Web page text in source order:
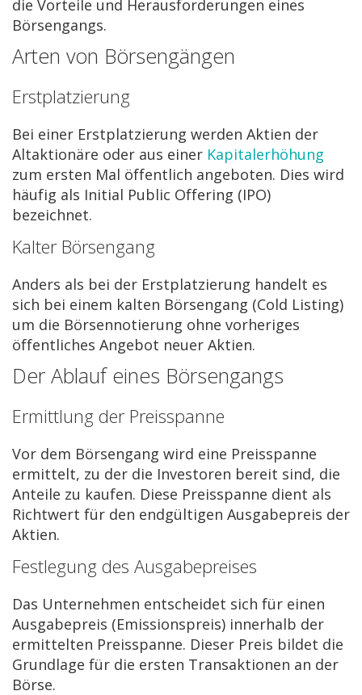
die Vorteile und Herausforderungen eines
Börsengangs.
Arten von Börsengängen
Erstplatzierung
Bei einer Erstplatzierung werden Aktien der
Altaktionäre oder aus einer Kapitalerhöhung
zum ersten Mal öffentlich angeboten. Dies wird
häufig als Initial Public Offering (IPO)
bezeichnet.
Kalter Börsengang
Anders als bei der Erstplatzierung handelt es
sich bei einem kalten Börsengang (Cold Listing)
um die Börsennotierung ohne vorheriges
öffentliches Angebot neuer Aktien.
Der Ablauf eines Börsengangs
Ermittlung der Preisspanne
Vor dem Börsengang wird eine Preisspanne
ermittelt, zu der die Investoren bereit sind, die
Anteile zu kaufen. Diese Preisspanne dient als
Richtwert für den endgültigen Ausgabepreis der
Aktien.
Festlegung des Ausgabepreises
Das Unternehmen entscheidet sich für einen
Ausgabepreis (Emissionspreis) innerhalb der
ermittelten Preisspanne. Dieser Preis bildet die
Grundlage für die ersten Transaktionen an der
Börse.